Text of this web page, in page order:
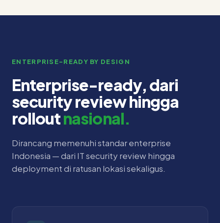
ENTERPRISE-READY BY DESIGN
Enterprise-ready, dari
security review hingga
rolloutnasional.
Dirancang memenuhi standar enterprise
Indonesia — dari IT security review hingga
deployment di ratusan lokasi sekaligus.